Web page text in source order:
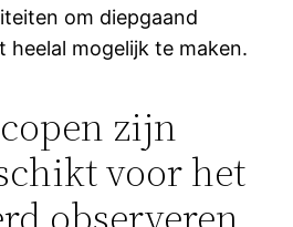
om diepgaand
heelal mogelijk te maken.
zijn
voor het